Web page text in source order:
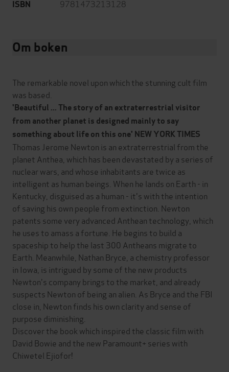
ISBN 9781473213128
Om boken
The remarkable novel upon which the stunning cult film
was based.
'Beautiful ... The story of an extraterrestrial visitor
from another planet is designed mainly to say
something about life on this one' NEW YORK TIMES
Thomas Jerome Newton is an extraterrestrial from the
planet Anthea, which has been devastated by a series of
nuclear wars, and whose inhabitants are twice as
intelligent as human beings. When he lands on Earth - in
Kentucky, disguised as a human - it's with the intention
of saving his own people from extinction. Newton
patents some very advanced Anthean technology, which
he uses to amass a fortune. He begins to build a
spaceship to help the last 300 Antheans migrate to
Earth. Meanwhile, Nathan Bryce, a chemistry professor
in Iowa, is intrigued by some of the new products
Newton's company brings to the market, and already
suspects Newton of being an alien. As Bryce and the FBI
close in, Newton finds his own clarity and sense of
purpose diminishing.
Discover the book which inspired the classic film with
David Bowie and the new Paramount+ series with
Chiwetel Ejiofor!